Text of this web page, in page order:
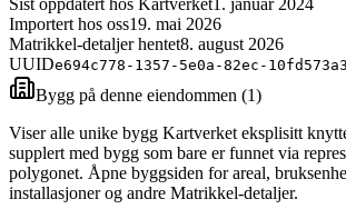
Importert hos oss19. mai 2026
Matrikkel-detaljer hentet8. august 2026
UUIDe694c778-1357-5e0a-82ec-
Bygg på denne eiendommen (1)
Viser alle unike bygg Kartverket eksplisitt
supplert med bygg som bare er funnet via
polygonet. Åpne byggsiden for areal,
installasjoner og andre Matrikkel-detaljer.